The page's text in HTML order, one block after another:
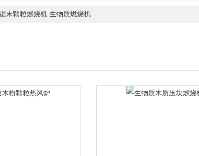
末颗粒燃烧机 生物质燃烧机